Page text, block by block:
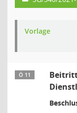
Vorlage
Ö 11